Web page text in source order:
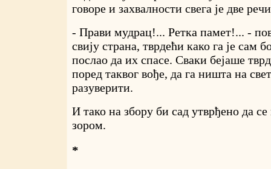
говоре и захвалности свега је две
- Прави мудрац!... Ретка памет!... -
свију страна, тврдећи како га је сам
послао да их спасе. Сваки бејаше
поред таквог вође, да га ништа на
разуверити.
И тако на збору би сад утврђено да
зором.
*